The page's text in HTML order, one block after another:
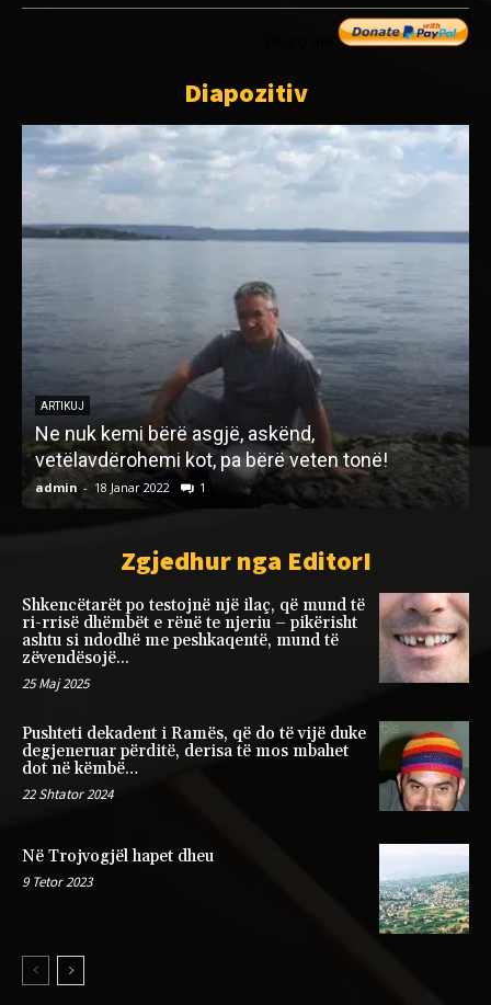
Diapozitiv
ARTIKUJ
Ne nuk kemi bërë asgjë, askënd,
vetëlavdërohemi kot, pa bërë veten tonë!
admin - 18 Janar 2022 1
Zgjedhur nga EditorI
Shkencëtarët po testojnë një ilaç, që mund të
ri-rrisë dhëmbët e rënë te njeriu – pikërisht
ashtu si ndodhë me peshkaqentë, mund të
zëvendësojë...
25 Maj 2025
Pushteti dekadent i Ramës, që do të vijë duke
degjeneruar përditë, derisa të mos mbahet
dot në këmbë…
22 Shtator 2024
Në Trojvogjël hapet dheu
9 Tetor 2023